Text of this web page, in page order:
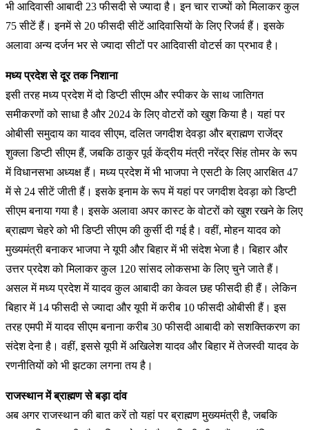
भी आदिवासी आबादी 23 फीसदी से ज्यादा है। इन चार राज्यों को मिलाकर कुल
75 सीटें हैं। इनमें से 20 फीसदी सीटें आदिवासियों के लिए रिजर्व हैं। इसके
अलावा अन्य दर्जन भर से ज्यादा सीटों पर आदिवासी वोटर्स का प्रभाव है।
मध्य प्रदेश से दूर तक निशाना
इसी तरह मध्य प्रदेश में दो डिप्टी सीएम और स्पीकर के साथ जातिगत
समीकरणों को साधा है और 2024 के लिए वोटरों को खुश किया है। यहां पर
ओबीसी समुदाय का यादव सीएम, दलित जगदीश देवड़ा और ब्राह्मण राजेंद्र
शुक्ला डिप्टी सीएम हैं, जबकि ठाकुर पूर्व केंद्रीय मंत्री नरेंद्र सिंह तोमर के रूप
में विधानसभा अध्यक्ष हैं। मध्य प्रदेश में भी भाजपा ने एसटी के लिए आरक्षित 47
में से 24 सीटें जीती हैं। इसके इनाम के रूप में यहां पर जगदीश देवड़ा को डिप्टी
सीएम बनाया गया है। इसके अलावा अपर कास्ट के वोटरों को खुश रखने के लिए
ब्राह्मण चेहरे को भी डिप्टी सीएम की कुर्सी दी गई है। वहीं, मोहन यादव को
मुख्यमंत्री बनाकर भाजपा ने यूपी और बिहार में भी संदेश भेजा है। बिहार और
उत्तर प्रदेश को मिलाकर कुल 120 सांसद लोकसभा के लिए चुने जाते हैं।
असल में मध्य प्रदेश में यादव कुल आबादी का केवल छह फीसदी ही हैं। लेकिन
बिहार में 14 फीसदी से ज्यादा और यूपी में करीब 10 फीसदी ओबीसी हैं। इस
तरह एमपी में यादव सीएम बनाना करीब 30 फीसदी आबादी को सशक्तिकरण का
संदेश देना है। वहीं, इससे यूपी में अखिलेश यादव और बिहार में तेजस्वी यादव के
रणनीतियों को भी झटका लगना तय है।
राजस्थान में ब्राह्मण से बड़ा दांव
अब अगर राजस्थान की बात करें तो यहां पर ब्राह्मण मुख्यमंत्री है, जबकि